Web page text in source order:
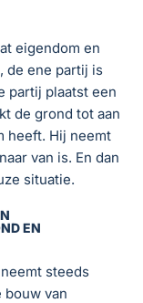
eigendom en
de ene partij is
partij plaatst een
de grond tot aan
heeft. Hij neemt
van is. En dan
situatie.
EN
steeds
bouw van